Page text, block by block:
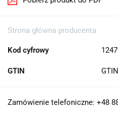
Strona główna producenta
Kod cyfrowy
GTIN
Zamówienie telefoniczne: +48